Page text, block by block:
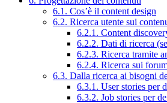
6.1. Cos’è il content design
6.2. Ricerca utente sui
6.2.1. Content
6.2.2. Dati di ricerca
6.2.3. Ricerca tramite
6.2.4. Ricerca sui
6.3. Dalla ricerca ai bisogni
6.3.1. User stories per
6.3.2. Job stories per